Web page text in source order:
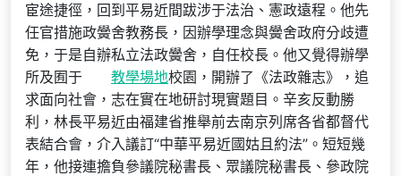
宦途捷徑，回到平易近間跋涉于法治、憲政遠程。他先
任官措施政黌舍教務長，因辦學理念與黌舍政府分歧遭
免，于是自辦私立法政黌舍，自任校長。他又覺得辦學
所及囿于
教學場地校園，開辦了《法政雜志》，追
求面向社會，志在實在地研討現實題目。辛亥反動勝
利，林長平易近由福建省推舉前去南京列席各省都督代
表結合會，介入議訂“中華平易近國姑且約法”。短短幾
年，他接連擔負參議院秘書長、眾議院秘書長、參政院